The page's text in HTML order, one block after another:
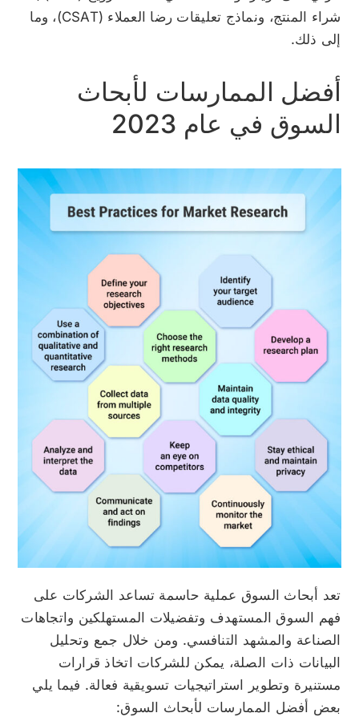
شراء المنتج، ونماذج تعليقات رضا العملاء (CSAT)، وما
إلى ذلك.
أفضل الممارسات لأبحاث
السوق في عام 2023
تعد أبحاث السوق عملية حاسمة تساعد الشركات على
فهم السوق المستهدف وتفضيلات المستهلكين واتجاهات
الصناعة والمشهد التنافسي. ومن خلال جمع وتحليل
البيانات ذات الصلة، يمكن للشركات اتخاذ قرارات
مستنيرة وتطوير استراتيجيات تسويقية فعالة. فيما يلي
بعض أفضل الممارسات لأبحاث السوق: